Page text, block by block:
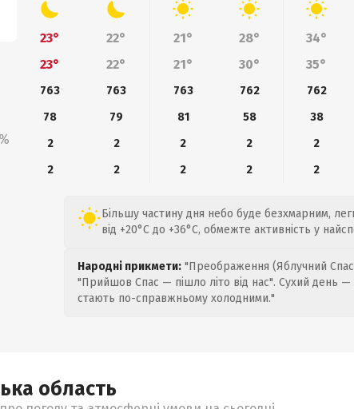
23° 22° 21° 28° 34°
23°
22° 21° 30° 35°
763 763 763 762 762
78
79 81 58 38
2
2 2 2 2
2
2 2 2 2
Більшу частину дня небо буде безхмарним,
від +20°C до +36°C, обмежте активність у
Народні прикмети: "Преображення (Яблучний
"Прийшов Спас — пішло літо від нас". Сухий день —
стають по-справжньому холодними."
область